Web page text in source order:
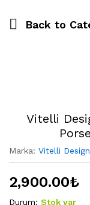
Back to
Vitelli
Marka: Vitelli
2,900.00₺
Durum: Stok var